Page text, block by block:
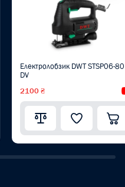
Відеоогляд
Електролобзик DWT STSP06-80
DV
2100 ₴